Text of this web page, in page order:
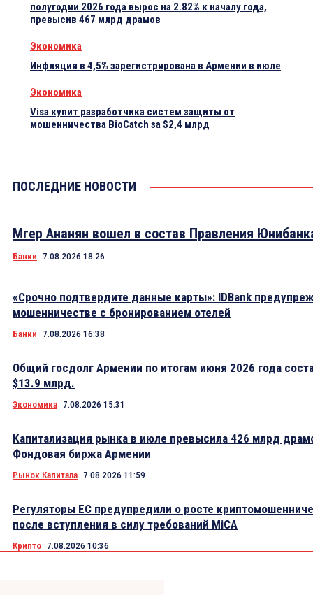
полугодии 2026 года вырос на 2.82% к началу года,
превысив 467 млрд драмов
Экономика
Инфляция в 4,5% зарегистрирована в Армении в июле
Экономика
Visa купит разработчика систем защиты от
мошенничества BioCatch за $2,4 млрд
ПОСЛЕДНИЕ НОВОСТИ
Мгер Ананян вошел в состав Правления
Банки 7.08.2026 18:26
«Срочно подтвердите данные карты»: IDBank
мошенничестве с бронированием отелей
Банки 7.08.2026 16:38
Общий госдолг Армении по итогам июня 2026 года
$13.9 млрд.
Экономика 7.08.2026 15:31
Капитализация рынка в июле превысила 426 млрд
Фондовая биржа Армении
Рынок Капитала 7.08.2026 11:59
Регуляторы ЕС предупредили о росте
после вступления в силу требований MiCA
Крипто 7.08.2026 10:36